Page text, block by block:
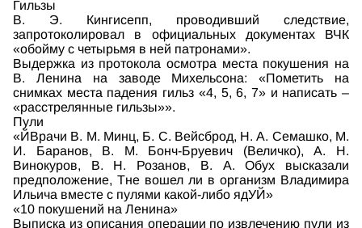
Гильзы
В. Э. Кингисепп, проводивший следствие,
запротоколировал в официальных документах ВЧК
«обойму с четырьмя в ней патронами».
Выдержка из протокола осмотра места покушения на
В. Ленина на заводе Михельсона: «Пометить на
снимках места падения гильз «4, 5, 6, 7» и написать –
«расстрелянные гильзы»».
Пули
«ЙВрачи В. М. Минц, Б. С. Вейсброд, Н. А. Семашко, М.
И. Баранов, В. М. Бонч-Бруевич (Величко), А. Н.
Винокуров, В. Н. Розанов, В. А. Обух высказали
предположение, Тне вошел ли в организм Владимира
Ильича вместе с пулями какой-либо ядУЙ»
«10 покушений на Ленина»
Выписка из описания операции по извлечению пули из